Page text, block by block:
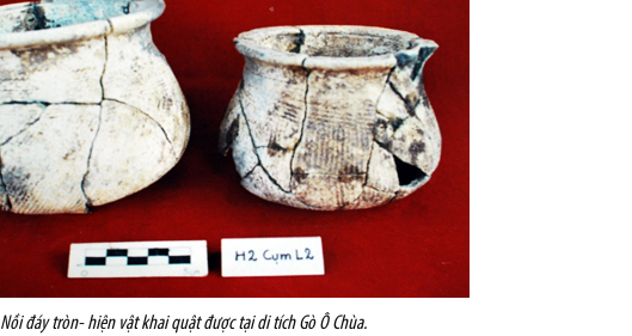
Nồi đáy tròn- hiện vật khai quật được tại di tích Gò Ô Chùa.